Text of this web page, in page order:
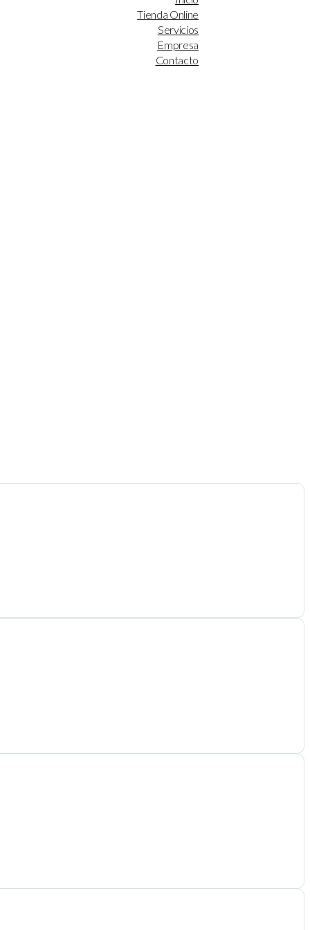
Tienda Online
Servicios
Empresa
Contacto